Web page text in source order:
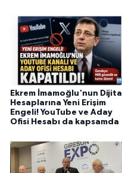
Ekrem İmamoğlu'nun Dijital
Hesaplarına Yeni Erişim
Engeli! YouTube ve Aday
Ofisi Hesabı da kapsamda